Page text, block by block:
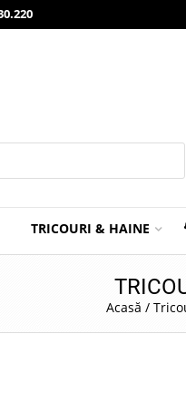
TRICOURI & HAINE
Acasă /